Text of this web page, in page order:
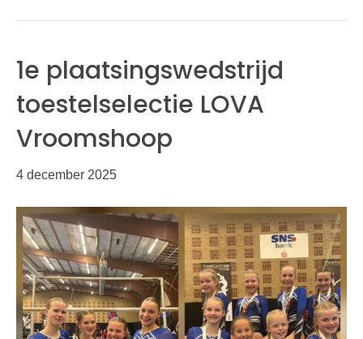
1e plaatsingswedstrijd
toestelselectie LOVA
Vroomshoop
4 december 2025